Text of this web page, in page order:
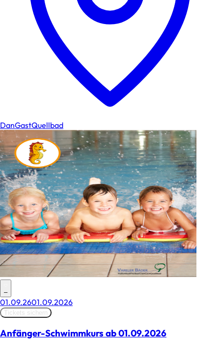
DanGastQuellbad
–
01.09.2601.09.2026
Tickets sichern
Anfänger-Schwimmkurs ab 01.09.2026